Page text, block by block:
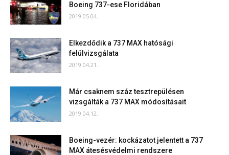
Boeing 737-ese Floridában
2019.05.04.
Elkezdődik a 737 MAX hatósági
felülvizsgálata
2019.04.21.
Már csaknem száz tesztrepülésen
vizsgálták a 737 MAX módosításait
2019.04.12.
Boeing-vezér: kockázatot jelentett a 737
MAX átesésvédelmi rendszere